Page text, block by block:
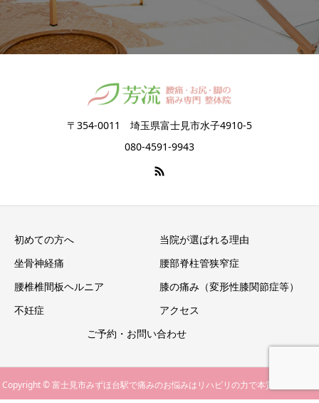
〒354-0011 埼玉県富士見市水子4910-5
080-4591-9943
初めての方へ
当院が選ばれる理由
坐骨神経痛
腰部脊柱管狭窄症
腰椎椎間板ヘルニア
膝の痛み（変形性膝関節症等）
不妊症
アクセス
ご予約・お問い合わせ
Copyright © 富士見市みずほ台駅で痛みのお悩みはリハビリの力で本質的改善を望
電話をかける LINEから予約 ご予約フォームへ